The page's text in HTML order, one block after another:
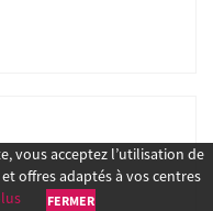
vous acceptez l’utilisation de
offres adaptés à vos centres
FERMER